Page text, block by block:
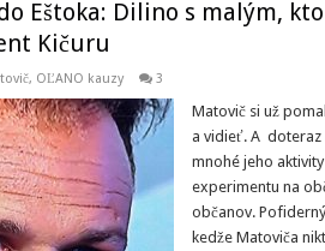
Eštoka: Dilino s malým,
Kičuru
OĽANO kauzy 3
Matovič si už
a vidieť. A doteraz
mnohé jeho
experimentu na
občanov.
kedže Matoviča